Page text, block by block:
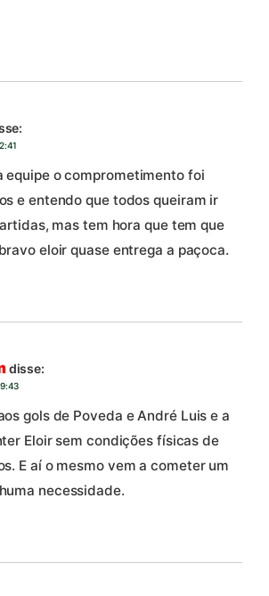
equipe o comprometimento foi
e entendo que todos queiram ir
mas tem hora que tem que
eloir quase entrega a paçoca.
disse:
gols de Poveda e André Luis e a
Eloir sem condições físicas de
E aí o mesmo vem a cometer um
necessidade.